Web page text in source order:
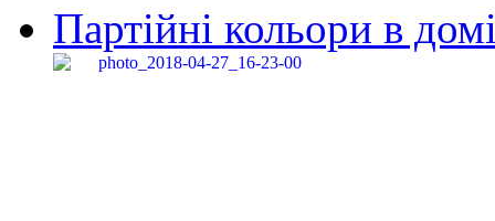
Партійні кольори в